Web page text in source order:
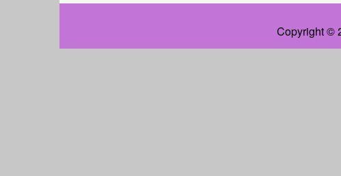
Copyright ©